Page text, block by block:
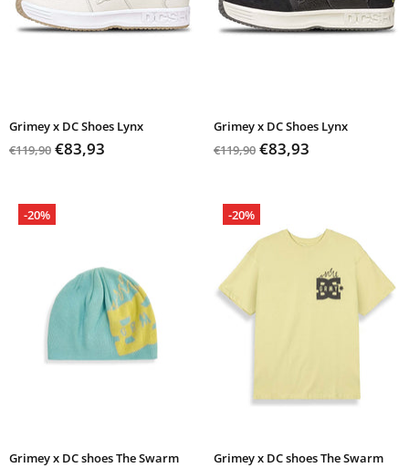
Grimey x DC Shoes Lynx
€119,90 €83,93
Grimey x DC Shoes Lynx
€119,90 €83,93
-20%
Grimey x DC shoes The Swarm
-20%
Grimey x DC shoes The Swarm